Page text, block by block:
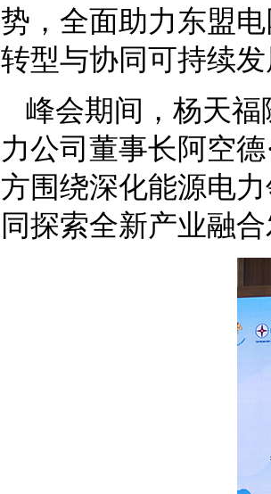
势，全面助力东盟
转型与协同可持续
峰会期间，杨天
力公司董事长阿空
方围绕深化能源电
同探索全新产业融